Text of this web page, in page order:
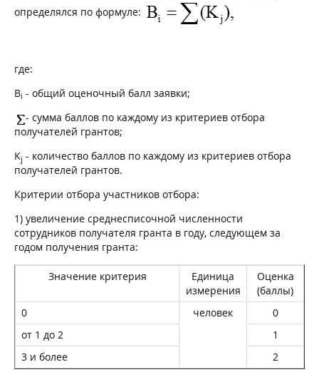
определялся по формуле:
где:
Bi - общий оценочный балл заявки;
- сумма баллов по каждому из критериев отбора
получателей грантов;
Kj - количество баллов по каждому из критериев отбора
получателей грантов.
Критерии отбора участников отбора:
1) увеличение среднесписочной численности
сотрудников получателя гранта в году, следующем за
годом получения гранта:
Значение критерия
Единица
измерения
Оценка
(баллы)
0
человек
0
от 1 до 2
1
3 и более
2